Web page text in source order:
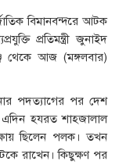
বিমানবন্দরে আটক
প্রতিমন্ত্রী জুনাইদ
থেকে আজ (মঙ্গলবার)
পদত্যাগের পর দেশ
এদিন হযরত শাহজালাল
ছিলেন পলক। তখন
রাখেন। কিছুক্ষণ পর